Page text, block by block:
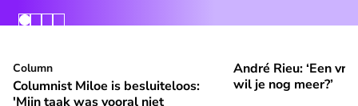
Columnist Miloe is besluiteloos: 'Mijn taak was vooral niet
⭐ Premium
Column
Columnist Miloe is besluiteloos:
'Mijn taak was vooral niet
André Rieu: ‘Een
⭐Premium
André Rieu: ‘Een
wil je nog meer?’